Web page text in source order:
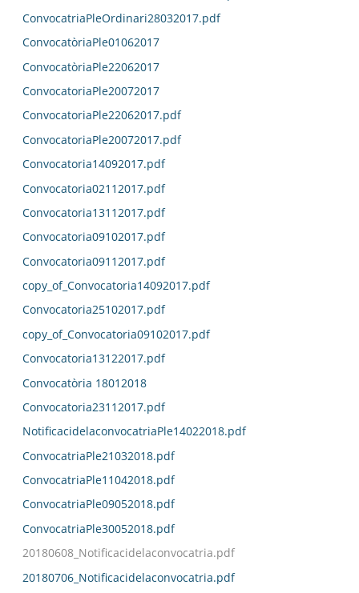
ConvocatriaPleOrdinari28032017.pdf
ConvocatòriaPle01062017
ConvocatòriaPle22062017
ConvocatoriaPle20072017
ConvocatoriaPle22062017.pdf
ConvocatoriaPle20072017.pdf
Convocatoria14092017.pdf
Convocatoria02112017.pdf
Convocatoria13112017.pdf
Convocatoria09102017.pdf
Convocatoria09112017.pdf
copy_of_Convocatoria14092017.pdf
Convocatoria25102017.pdf
copy_of_Convocatoria09102017.pdf
Convocatoria13122017.pdf
Convocatòria 18012018
Convocatoria23112017.pdf
NotificacidelaconvocatriaPle14022018.pdf
ConvocatriaPle21032018.pdf
ConvocatriaPle11042018.pdf
ConvocatriaPle09052018.pdf
ConvocatriaPle30052018.pdf
20180608_Notificacidelaconvocatria.pdf
20180706_Notificacidelaconvocatria.pdf